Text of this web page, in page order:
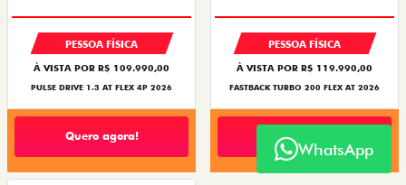
PESSOA FÍSICA
À VISTA POR R$ 109.990,00
PULSE DRIVE 1.3 AT FLEX 4P 2026
Quero agora!
PESSOA FÍSICA
À VISTA POR R$ 119.990,00
FASTBACK TURBO 200 FLEX AT 2026
Quero agora!
WhatsApp